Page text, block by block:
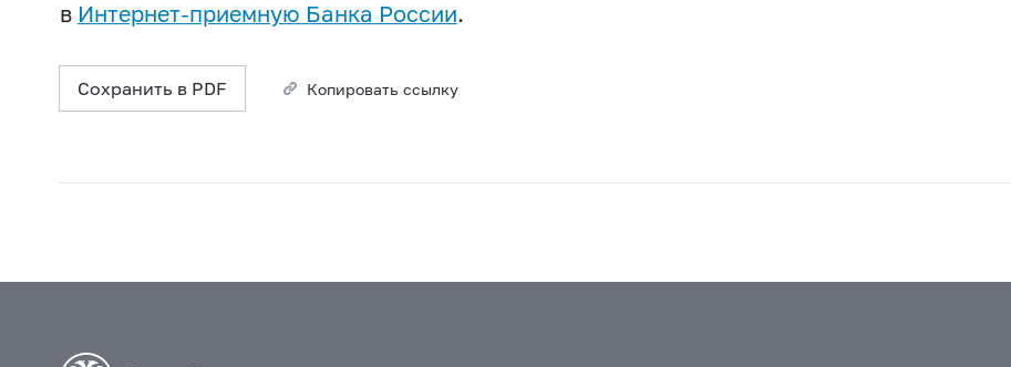
в Интернет-приемную Банка России.
Сохранить в PDF Копировать ссылку